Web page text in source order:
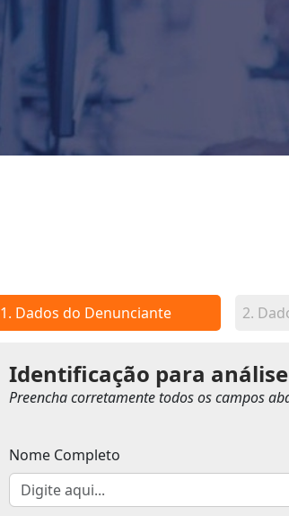
1. Dados do Denunciante 2.
Identificação para
Preencha corretamente todos os campos
Nome Completo